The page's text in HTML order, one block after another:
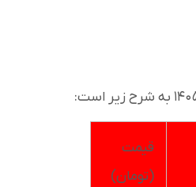
قیمت
(تومان)